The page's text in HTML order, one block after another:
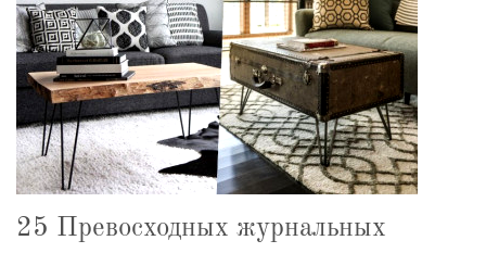
25 Превосходных журнальных